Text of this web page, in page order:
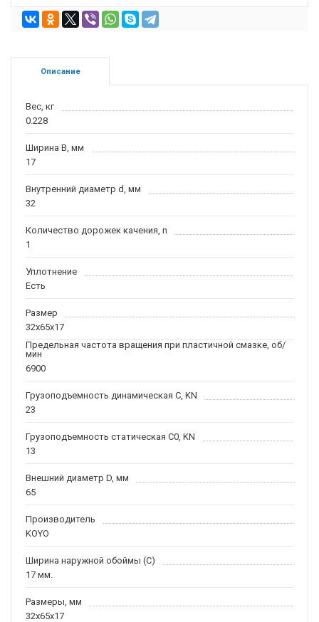
Описание
Вес, кг
0.228
Ширина B, мм
17
Внутренний диаметр d, мм
32
Количество дорожек качения, n
1
Уплотнение
Есть
Размер
32x65x17
Предельная частота вращения при пластичной смазке, об/
мин
6900
Грузоподъемность динамическая C, KN
23
Грузоподъемность статическая C0, KN
13
Внешний диаметр D, мм
65
Производитель
KOYO
Ширина наружной обоймы (C)
17 мм.
Размеры, мм
32x65x17